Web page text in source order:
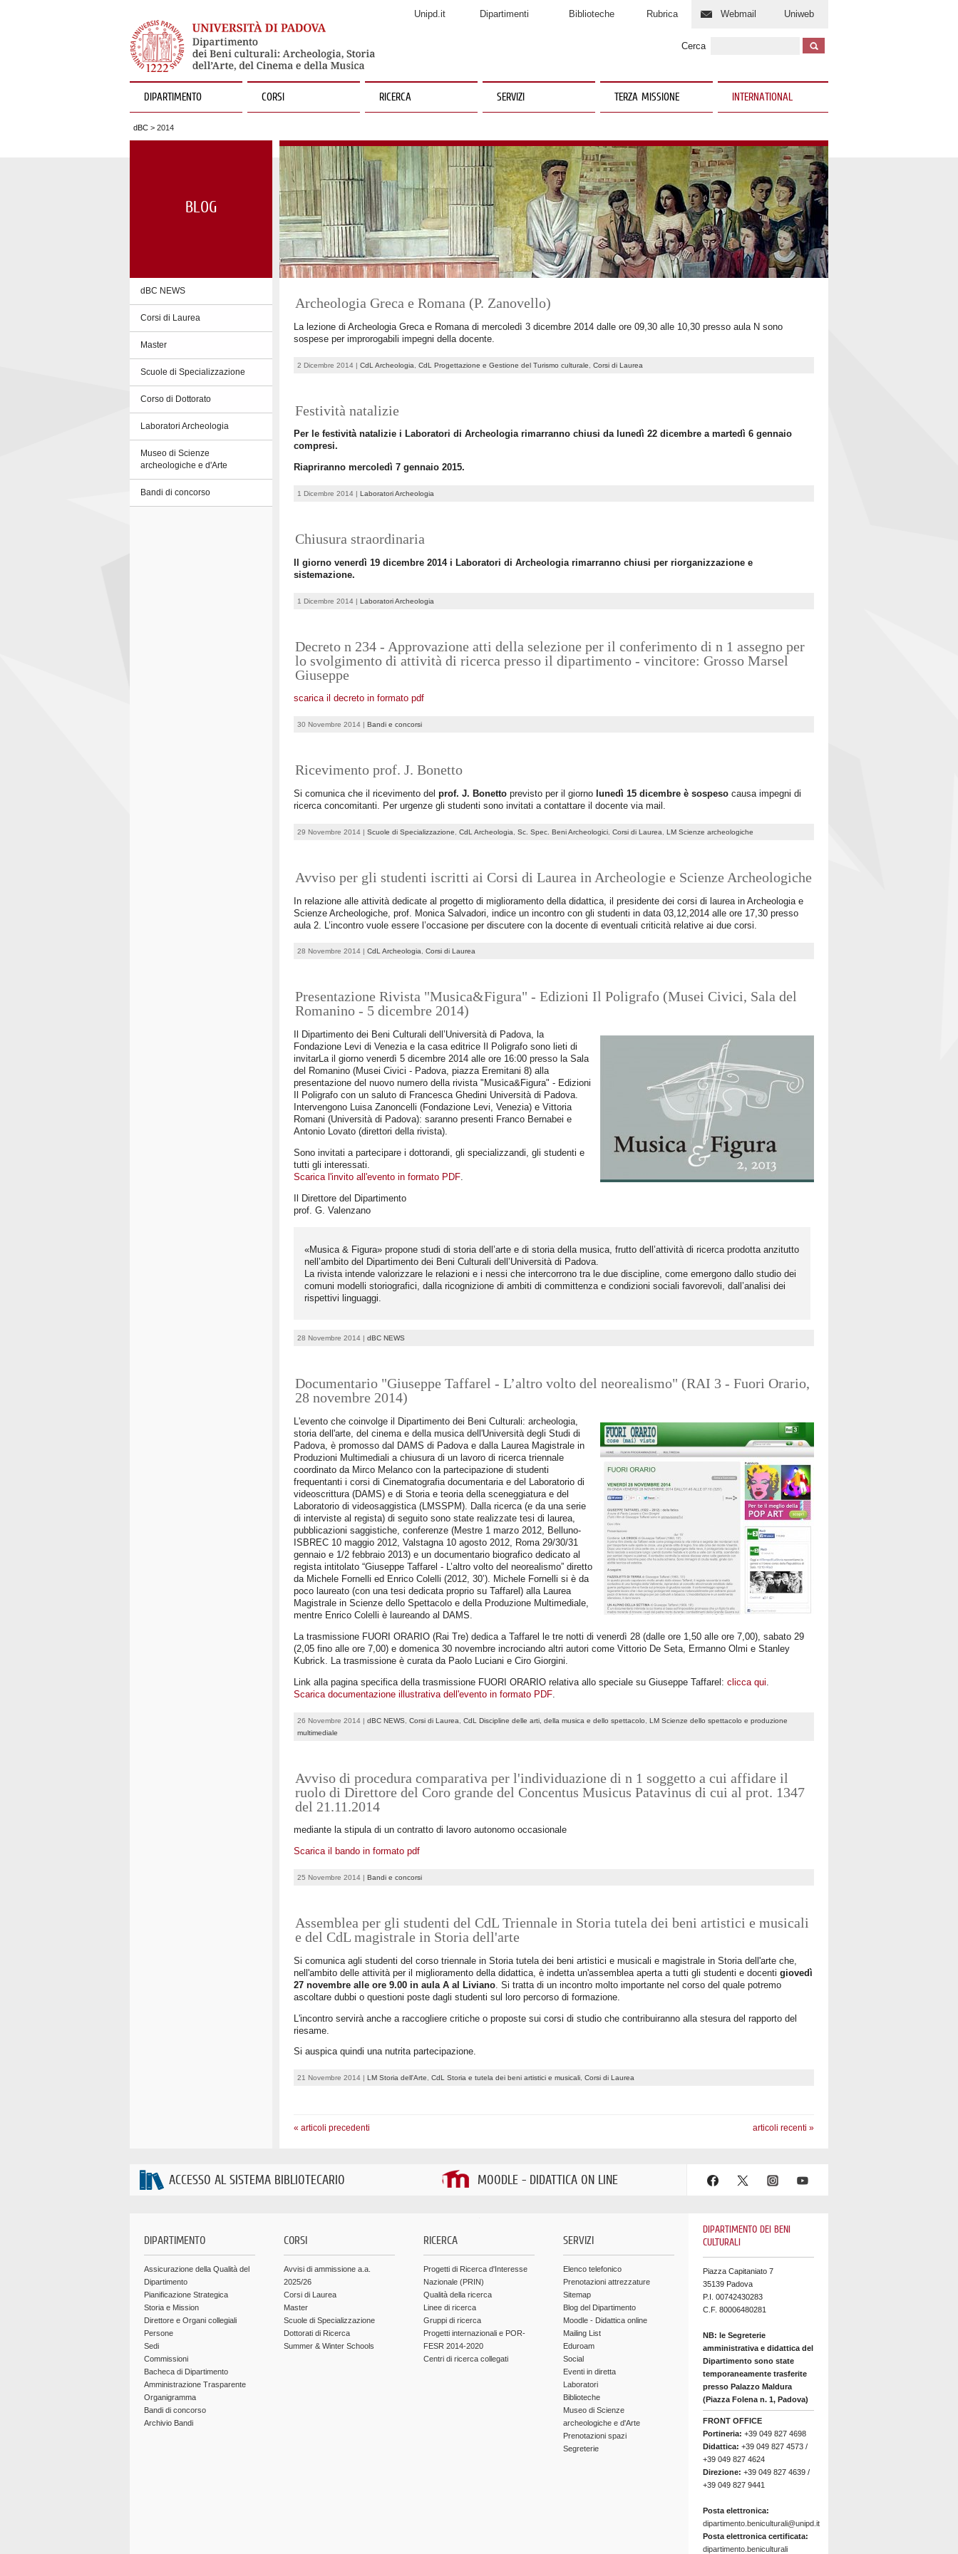
Unipd.it Dipartimenti Biblioteche Rubrica Webmail Uniweb
Cerca
DIPARTIMENTO CORSI RICERCA SERVIZI TERZA MISSIONE INTERNATIONAL
dBC > 2014
BLOG
dBC NEWS
Corsi di Laurea
Master
Scuole di Specializzazione
Corso di Dottorato
Laboratori Archeologia
Museo di Scienze
archeologiche e d'Arte
Bandi di concorso
Archeologia Greca e Romana (P. Zanovello)
La lezione di Archeologia Greca e Romana di mercoledì 3 dicembre 2014 dalle ore 09,30 alle 10,30 presso aula N sono
sospese per improrogabili impegni della docente.
2 Dicembre 2014 | CdL Archeologia CdL Progettazione e Gestione del Turismo culturale Corsi di Laurea
Festività natalizie
Per le festività natalizie i Laboratori di Archeologia rimarranno chiusi da lunedì 22 dicembre a martedì 6 gennaio
compresi.
Riapriranno mercoledì 7 gennaio 2015.
1 Dicembre 2014 | Laboratori Archeologia
Chiusura straordinaria
Il giorno venerdì 19 dicembre 2014 i Laboratori di Archeologia rimarranno chiusi per riorganizzazione e
sistemazione.
1 Dicembre 2014 | Laboratori Archeologia
Decreto n 234 - Approvazione atti della selezione per il conferimento di n 1 assegno per
lo svolgimento di attività di ricerca presso il dipartimento - vincitore: Grosso Marsel
Giuseppe
scarica il decreto in formato pdf
30 Novembre 2014 | Bandi e concorsi
Ricevimento prof. J. Bonetto
Si comunica che il ricevimento del prof. J. Bonetto previsto per il giorno lunedì 15 dicembre è sospeso causa impegni di
ricerca concomitanti. Per urgenze gli studenti sono invitati a contattare il docente via mail.
29 Novembre 2014 | Scuole di Specializzazione CdL Archeologia Sc. Spec. Beni Archeologici Corsi di Laurea LM Scienze archeologiche
Avviso per gli studenti iscritti ai Corsi di Laurea in Archeologie e Scienze Archeologiche
In relazione alle attività dedicate al progetto di miglioramento della didattica, il presidente dei corsi di laurea in Archeologia e
Scienze Archeologiche, prof. Monica Salvadori, indice un incontro con gli studenti in data 03,12,2014 alle ore 17,30 presso
aula 2. L’incontro vuole essere l’occasione per discutere con la docente di eventuali criticità relative ai due corsi.
28 Novembre 2014 | CdL Archeologia, Corsi di Laurea
Presentazione Rivista "Musica&Figura" - Edizioni Il Poligrafo (Musei Civici, Sala del
Romanino - 5 dicembre 2014)
Il Dipartimento dei Beni Culturali dell’Università di Padova, la
Fondazione Levi di Venezia e la casa editrice Il Poligrafo sono lieti di
invitarLa il giorno venerdì 5 dicembre 2014 alle ore 16:00 presso la Sala
del Romanino (Musei Civici - Padova, piazza Eremitani 8) alla
presentazione del nuovo numero della rivista "Musica&Figura" - Edizioni
Il Poligrafo con un saluto di Francesca Ghedini Università di Padova.
Intervengono Luisa Zanoncelli (Fondazione Levi, Venezia) e Vittoria
Romani (Università di Padova): saranno presenti Franco Bernabei e
Antonio Lovato (direttori della rivista).
Sono invitati a partecipare i dottorandi, gli specializzandi, gli studenti e
tutti gli interessati.
Scarica l'invito all'evento in formato PDF
Il Direttore del Dipartimento
prof. G. Valenzano
«Musica & Figura» propone studi di storia dell’arte e di storia della musica, frutto dell’attività di ricerca prodotta anzitutto
nell’ambito del Dipartimento dei Beni Culturali dell’Università di Padova.
La rivista intende valorizzare le relazioni e i nessi che intercorrono tra le due discipline, come emergono dallo studio dei
comuni modelli storiografici, dalla ricognizione di ambiti di committenza e condizioni sociali favorevoli, dall’analisi dei
rispettivi linguaggi.
28 Novembre 2014 | dBC NEWS
Documentario "Giuseppe Taffarel - L’altro volto del neorealismo" (RAI 3 - Fuori Orario,
28 novembre 2014)
L'evento che coinvolge il Dipartimento dei Beni Culturali: archeologia,
storia dell'arte, del cinema e della musica dell'Università degli Studi di
Padova, è promosso dal DAMS di Padova e dalla Laurea Magistrale in
Produzioni Multimediali a chiusura di un lavoro di ricerca triennale
coordinato da Mirco Melanco con la partecipazione di studenti
frequentanti i corsi di Cinematografia documentaria e del Laboratorio di
videoscrittura (DAMS) e di Storia e teoria della sceneggiatura e del
Laboratorio di videosaggistica (LMSSPM). Dalla ricerca (e da una serie
di interviste al regista) di seguito sono state realizzate tesi di laurea,
pubblicazioni saggistiche, conferenze (Mestre 1 marzo 2012, Belluno-
ISBREC 10 maggio 2012, Valstagna 10 agosto 2012, Roma 29/30/31
gennaio e 1/2 febbraio 2013) e un documentario biografico dedicato al
regista intitolato “Giuseppe Taffarel - L’altro volto del neorealismo” diretto
da Michele Fornelli ed Enrico Colelli (2012, 30’). Michele Fornelli si è da
poco laureato (con una tesi dedicata proprio su Taffarel) alla Laurea
Magistrale in Scienze dello Spettacolo e della Produzione Multimediale,
mentre Enrico Colelli è laureando al DAMS.
La trasmissione FUORI ORARIO (Rai Tre) dedica a Taffarel le tre notti di venerdì 28 (dalle ore 1,50 alle ore 7,00), sabato 29
(2,05 fino alle ore 7,00) e domenica 30 novembre incrociando altri autori come Vittorio De Seta, Ermanno Olmi e Stanley
Kubrick. La trasmissione è curata da Paolo Luciani e Ciro Giorgini.
Link alla pagina specifica della trasmissione FUORI ORARIO relativa allo speciale su Giuseppe Taffarel: clicca qui
Scarica documentazione illustrativa dell'evento in formato PDF
26 Novembre 2014 | dBC NEWS Corsi di Laurea CdL Discipline delle arti, della musica e dello spettacolo
LM Scienze dello spettacolo e produzione
multimediale
Avviso di procedura comparativa per l'individuazione di n 1 soggetto a cui affidare il
ruolo di Direttore del Coro grande del Concentus Musicus Patavinus di cui al prot. 1347
del 21.11.2014
mediante la stipula di un contratto di lavoro autonomo occasionale
Scarica il bando in formato pdf
25 Novembre 2014 | Bandi e concorsi
Assemblea per gli studenti del CdL Triennale in Storia tutela dei beni artistici e musicali
e del CdL magistrale in Storia dell'arte
Si comunica agli studenti del corso triennale in Storia tutela dei beni artistici e musicali e magistrale in Storia dell'arte che,
nell'ambito delle attività per il miglioramento della didattica, è indetta un'assemblea aperta a tutti gli studenti e docenti giovedì
27 novembre alle ore 9.00 in aula A al Liviano . Si tratta di un incontro molto importante nel corso del quale potremo
ascoltare dubbi o questioni poste dagli studenti sul loro percorso di formazione.
L'incontro servirà anche a raccogliere critiche o proposte sui corsi di studio che contribuiranno alla stesura del rapporto del
riesame.
Si auspica quindi una nutrita partecipazione.
21 Novembre 2014 | LM Storia dell'Arte CdL Storia e tutela dei beni artistici e musicali Corsi di Laurea
« articoli precedenti articoli recenti »
ACCESSO AL SISTEMA BIBLIOTECARIO MOODLE - DIDATTICA ON LINE
DIPARTIMENTO
Assicurazione della Qualità del
Dipartimento
Pianificazione Strategica
Storia e Mission
Direttore e Organi collegiali
Persone
Sedi
Commissioni
Bacheca di Dipartimento
Amministrazione Trasparente
Organigramma
Bandi di concorso
Archivio Bandi
CORSI
Avvisi di ammissione a.a.
2025/26
Corsi di Laurea
Master
Scuole di Specializzazione
Dottorati di Ricerca
Summer & Winter Schools
RICERCA
Progetti di Ricerca d'Interesse
Nazionale (PRIN)
Qualità della ricerca
Linee di ricerca
Gruppi di ricerca
Progetti internazionali e POR-
FESR 2014-2020
Centri di ricerca collegati
SERVIZI
Elenco telefonico
Prenotazioni attrezzature
Sitemap
Blog del Dipartimento
Moodle - Didattica online
Mailing List
Eduroam
Social
Eventi in diretta
Laboratori
Biblioteche
Museo di Scienze
archeologiche e d'Arte
Prenotazioni spazi
Segreterie
DIPARTIMENTO DEI BENI
CULTURALI
Piazza Capitaniato 7
35139 Padova
P.I. 00742430283
C.F. 80006480281
NB: le Segreterie
amministrativa e didattica del
Dipartimento sono state
temporaneamente trasferite
presso Palazzo Maldura
(Piazza Folena n. 1, Padova)
FRONT OFFICE
Portineria: +39 049 827 4698
Didattica: +39 049 827 4573 /
+39 049 827 4624
Direzione: +39 049 827 4639 /
+39 049 827 9441
Posta elettronica:
dipartimento.beniculturali@unipd.it
Posta elettronica certificata:
dipartimento.beniculturali